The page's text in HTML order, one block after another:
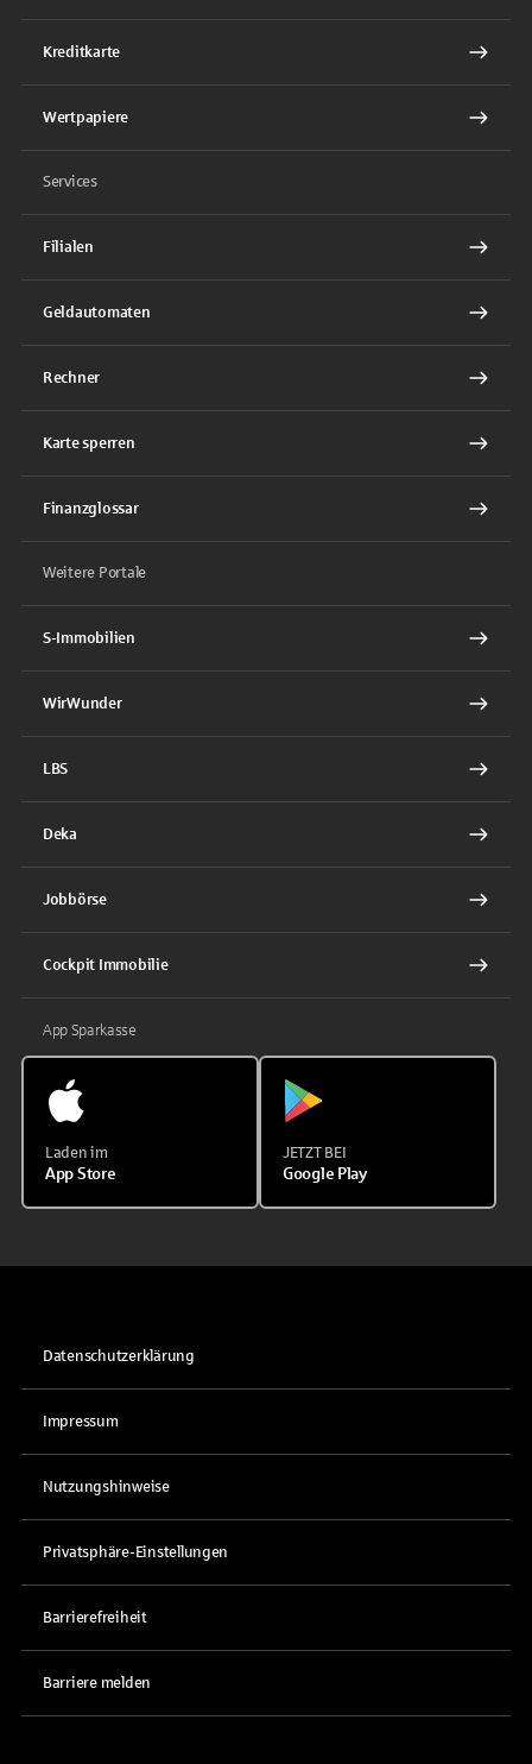
Kreditkarte
Wertpapiere
Services
Filialen
Geldautomaten
Rechner
Karte sperren
Finanzglossar
Weitere Portale
S-Immobilien
WirWunder
LBS
Deka
Jobbörse
Cockpit Immobilie
App Sparkasse
Laden im
App Store
JETZT BEI
Google Play
Datenschutzerklärung
Impressum
Nutzungshinweise
Privatsphäre-Einstellungen
Barrierefreiheit
Barriere melden